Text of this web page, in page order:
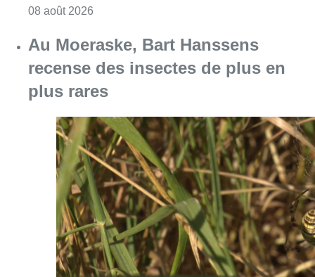
08 août 2026
Au Moeraske, Bart Hanssens
recense des insectes de plus en
plus rares